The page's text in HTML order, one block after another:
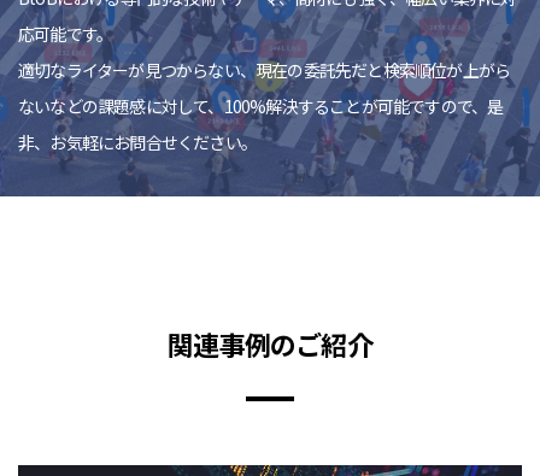
応可能です。
適切なライターが見つからない、現在の委託先だと検索順位が上がら
ないなどの課題感に対して、100%解決することが可能ですので、是
非、お気軽にお問合せください。
関連事例のご紹介